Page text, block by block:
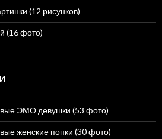
(12 рисунков)
(16 фото)
ЭМО девушки (53 фото)
женские попки (30 фото)